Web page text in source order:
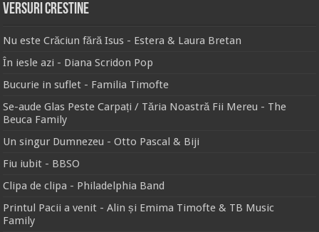
Versuri Crestine
Nu este Crăciun fără Isus - Estera & Laura Bretan
În iesle azi - Diana Scridon Pop
Bucurie in suflet - Familia Timofte
Se-aude Glas Peste Carpați / Tăria Noastră Fii Mereu - The
Beuca Family
Un singur Dumnezeu - Otto Pascal & Biji
Fiu iubit - BBSO
Clipa de clipa - Philadelphia Band
Printul Pacii a venit - Alin și Emima Timofte & TB Music
Family